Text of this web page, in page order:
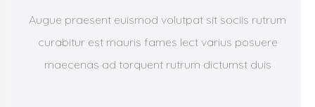
Augue praesent euismod volutpat sit sociis rutrum
curabitur est mauris fames lect varius posuere
maecenas ad torquent rutrum dictumst duis